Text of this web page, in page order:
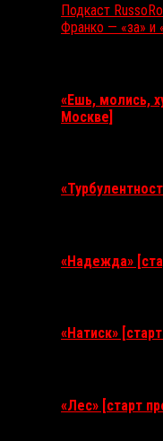
Подкаст
Франко — «за» и
«Ешь, молись,
Москве]
«Надежда»
«Натиск»
«Лес» [старт